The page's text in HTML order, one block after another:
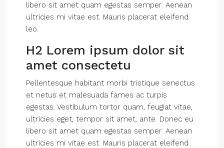
libero sit amet quam egestas semper. Aenean
ultricies mi vitae est. Mauris placerat eleifend
leo.
H2 Lorem ipsum dolor sit
amet consectetu
Pellentesque habitant morbi tristique senectus
et netus et malesuada fames ac turpis
egestas. Vestibulum tortor quam, feugiat vitae,
ultricies eget, tempor sit amet, ante. Donec eu
libero sit amet quam egestas semper. Aenean
ultricies mi vitae est. Mauris placerat eleifend